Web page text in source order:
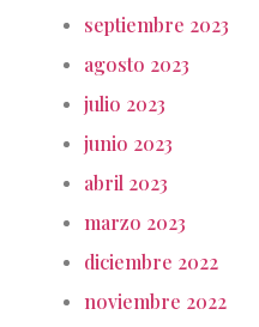
septiembre 2023
agosto 2023
julio 2023
junio 2023
abril 2023
marzo 2023
diciembre 2022
noviembre 2022